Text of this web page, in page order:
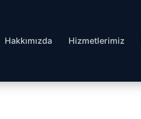
Hakkımızda Hizmetlerimiz